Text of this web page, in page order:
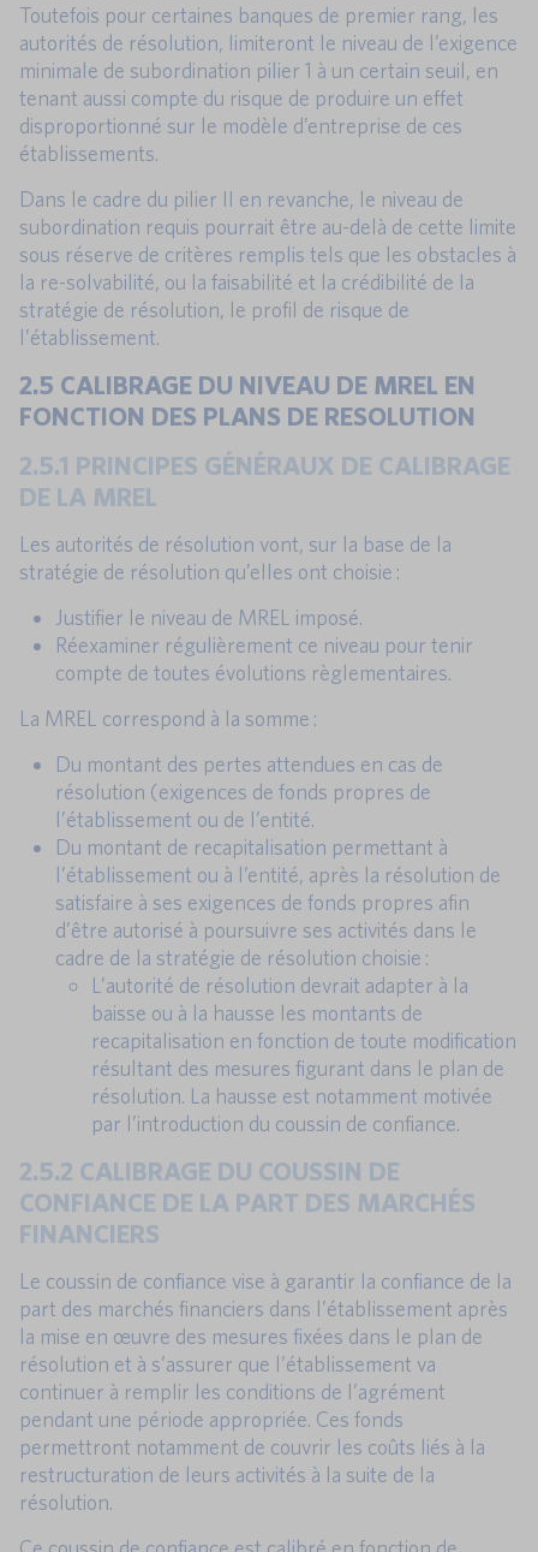
Toutefois pour certaines banques de premier rang, les
autorités de résolution, limiteront le niveau de l’exigence
minimale de subordination pilier 1 à un certain seuil, en
tenant aussi compte du risque de produire un effet
disproportionné sur le modèle d’entreprise de ces
établissements.
Dans le cadre du pilier II en revanche, le niveau de
subordination requis pourrait être au-delà de cette limite
sous réserve de critères remplis tels que les obstacles à
la re-solvabilité, ou la faisabilité et la crédibilité de la
stratégie de résolution, le profil de risque de
l’établissement.
2.5 CALIBRAGE DU NIVEAU DE MREL EN
FONCTION DES PLANS DE RESOLUTION
2.5.1 PRINCIPES GÉNÉRAUX DE CALIBRAGE
DE LA MREL
Les autorités de résolution vont, sur la base de la
stratégie de résolution qu’elles ont choisie :
Justifier le niveau de MREL imposé.
Réexaminer régulièrement ce niveau pour tenir
compte de toutes évolutions règlementaires.
La MREL correspond à la somme :
Du montant des pertes attendues en cas de
résolution (exigences de fonds propres de
l’établissement ou de l’entité.
Du montant de recapitalisation permettant à
l’établissement ou à l’entité, après la résolution de
satisfaire à ses exigences de fonds propres afin
d’être autorisé à poursuivre ses activités dans le
cadre de la stratégie de résolution choisie :
L’autorité de résolution devrait adapter à la
baisse ou à la hausse les montants de
recapitalisation en fonction de toute modification
résultant des mesures figurant dans le plan de
résolution. La hausse est notamment motivée
par l’introduction du coussin de confiance.
2.5.2 CALIBRAGE DU COUSSIN DE
CONFIANCE DE LA PART DES MARCHÉS
FINANCIERS
Le coussin de confiance vise à garantir la confiance de la
part des marchés financiers dans l’établissement après
la mise en œuvre des mesures fixées dans le plan de
résolution et à s’assurer que l’établissement va
continuer à remplir les conditions de l’agrément
pendant une période appropriée. Ces fonds
permettront notamment de couvrir les coûts liés à la
restructuration de leurs activités à la suite de la
résolution.